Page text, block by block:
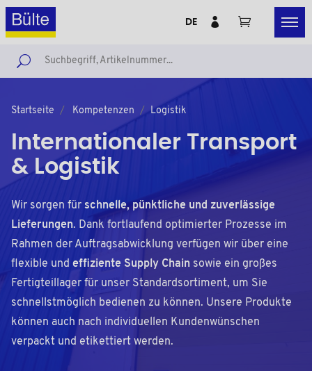
DE
Startseite Kompetenzen Logistik
Internationaler Transport
& Logistik
Wir sorgen für schnelle, pünktliche und zuverlässige
Lieferungen. Dank fortlaufend optimierter Prozesse im
Rahmen der Auftragsabwicklung verfügen wir über eine
flexible und effiziente Supply Chain sowie ein großes
Fertigteillager für unser Standardsortiment, um Sie
schnellstmöglich bedienen zu können. Unsere Produkte
können auch nach individuellen Kundenwünschen
verpackt und etikettiert werden.